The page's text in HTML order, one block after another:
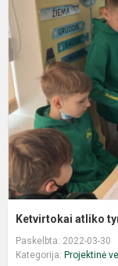
Ketvirtokai atliko
Paskelbta: 2022-03-30
Kategorija: Projektinė